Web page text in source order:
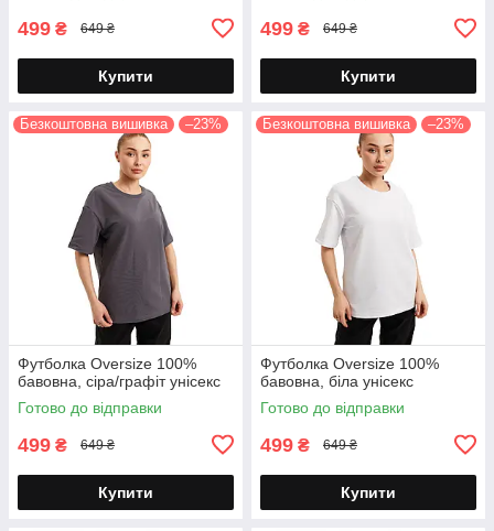
499 ₴ 649 ₴
Купити
499 ₴ 649 ₴
Купити
Безкоштовна вишивка –23%
Футболка Oversize 100%
бавовна, сіра/графіт унісекс
Готово до відправки
499 ₴ 649 ₴
Купити
Безкоштовна вишивка –23%
Футболка Oversize 100%
бавовна, біла унісекс
Готово до відправки
499 ₴ 649 ₴
Купити